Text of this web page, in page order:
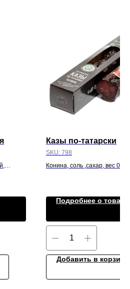
Казы по-татарски
SKU: 798
Конина, соль ,сахар, вес 0,35
Подробнее о товаре
Добавить в корзину